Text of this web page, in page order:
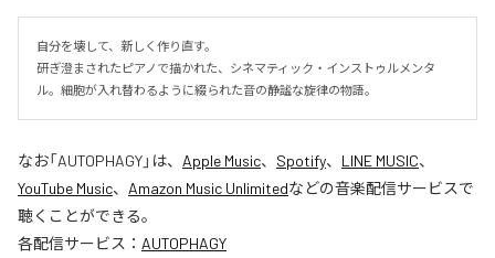
自分を壊して、新しく作り直す。
研ぎ澄まされたピアノで描かれた、シネマティック・インストゥルメンタ
ル。細胞が入れ替わるように綴られた音の静謐な旋律の物語。
なお「AUTOPHAGY」は、 Apple Music、 Spotify、 LINE MUSIC、
YouTube Music、 Amazon Music Unlimitedなどの音楽配信サービスで
聴くことができる。
各配信サービス： AUTOPHAGY